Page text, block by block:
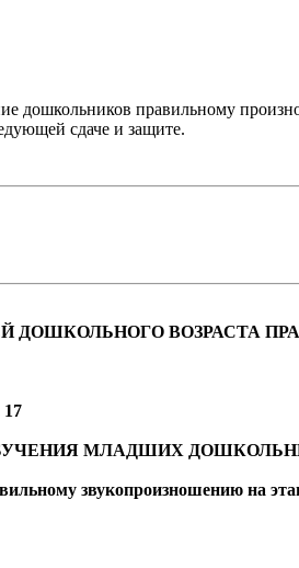
дошкольников правильному
сдаче и защите.
ДОШКОЛЬНОГО ВОЗРАСТА
МЛАДШИХ
звукопроизношению на